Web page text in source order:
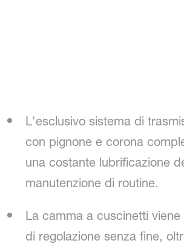
L'esclusivo sistema di
con pignone e corona
una costante lubrificazione
manutenzione di routine.
La camma a cuscinetti
di regolazione senza fine,